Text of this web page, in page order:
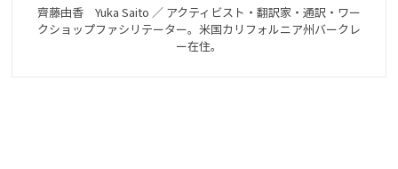
齊藤由香 Yuka Saito ／ アクティビスト・翻訳家・通訳・ワー
クショップファシリテーター。米国カリフォルニア州バークレ
ー在住。